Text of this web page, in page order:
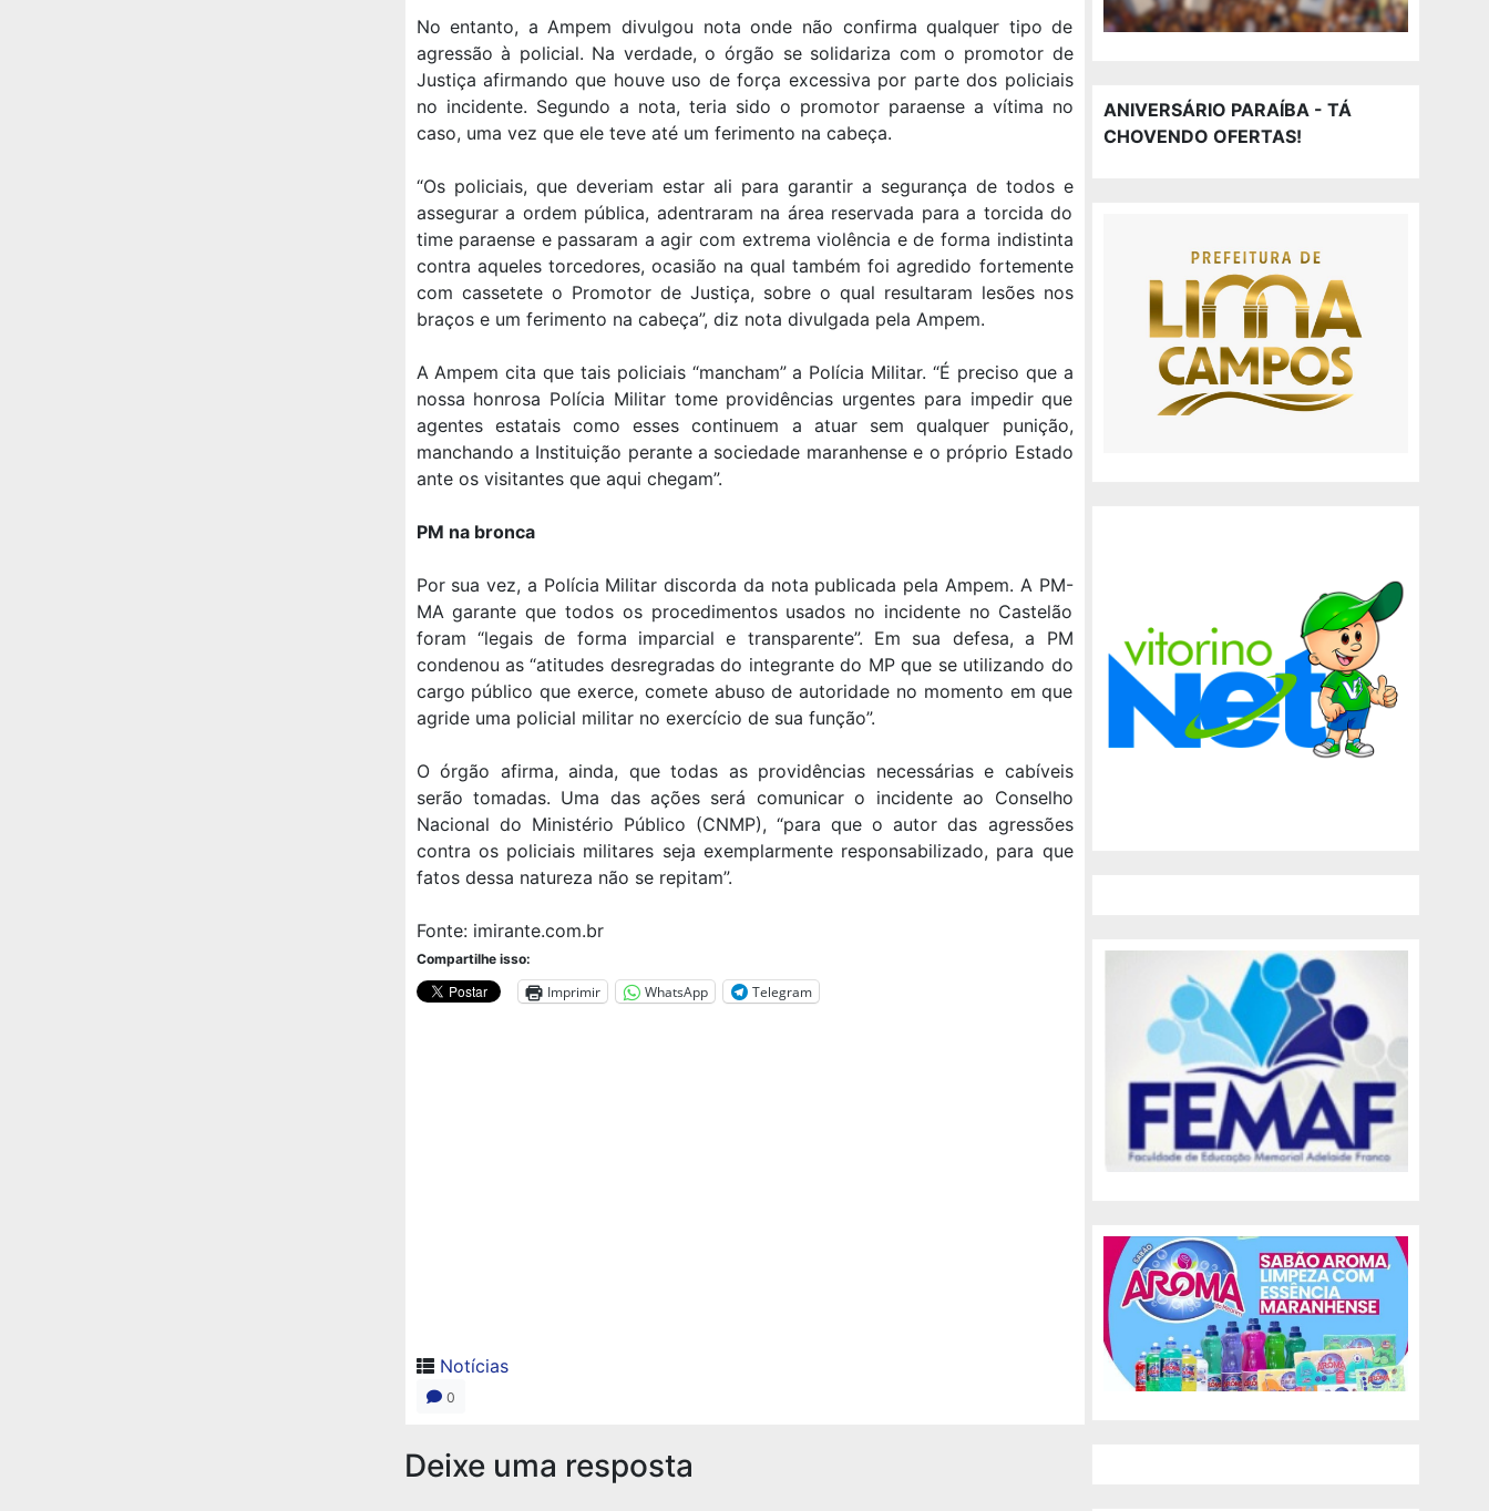
No entanto, a Ampem divulgou nota onde não confirma qualquer tipo de
agressão à policial. Na verdade, o órgão se solidariza com o promotor de
Justiça afirmando que houve uso de força excessiva por parte dos policiais
no incidente. Segundo a nota, teria sido o promotor paraense a vítima no
caso, uma vez que ele teve até um ferimento na cabeça.
“Os policiais, que deveriam estar ali para garantir a segurança de todos e
assegurar a ordem pública, adentraram na área reservada para a torcida do
time paraense e passaram a agir com extrema violência e de forma indistinta
contra aqueles torcedores, ocasião na qual também foi agredido fortemente
com cassetete o Promotor de Justiça, sobre o qual resultaram lesões nos
braços e um ferimento na cabeça”, diz nota divulgada pela Ampem.
A Ampem cita que tais policiais “mancham” a Polícia Militar. “É preciso que a
nossa honrosa Polícia Militar tome providências urgentes para impedir que
agentes estatais como esses continuem a atuar sem qualquer punição,
manchando a Instituição perante a sociedade maranhense e o próprio Estado
ante os visitantes que aqui chegam”.
PM na bronca
Por sua vez, a Polícia Militar discorda da nota publicada pela Ampem. A PM-
MA garante que todos os procedimentos usados no incidente no Castelão
foram “legais de forma imparcial e transparente”. Em sua defesa, a PM
condenou as “atitudes desregradas do integrante do MP que se utilizando do
cargo público que exerce, comete abuso de autoridade no momento em que
agride uma policial militar no exercício de sua função”.
O órgão afirma, ainda, que todas as providências necessárias e cabíveis
serão tomadas. Uma das ações será comunicar o incidente ao Conselho
Nacional do Ministério Público (CNMP), “para que o autor das agressões
contra os policiais militares seja exemplarmente responsabilizado, para que
fatos dessa natureza não se repitam”.
Fonte: imirante.com.br
Compartilhe isso:
Imprimir WhatsApp Telegram
Notícias
0
Deixe uma resposta
ANIVERSÁRIO PARAÍBA - TÁ
CHOVENDO OFERTAS!